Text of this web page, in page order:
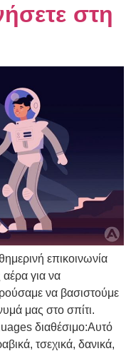
στη
επικοινωνία
αέρα για να
να βασιστούμε
μας στο σπίτι.
διαθέσιμο:Αυτό
τσεχικά, δανικά,